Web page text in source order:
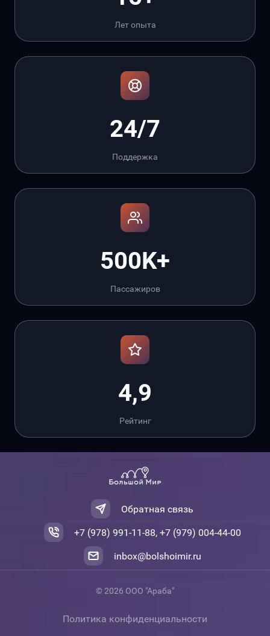
Лет опыта
24/7
Поддержка
500K+
Пассажиров
4,9
Рейтинг
Обратная связь
+7 (978) 991-11-88, +7 (979) 004-44-00
inbox@bolshoimir.ru
© 2026 ООО "Араба"
Политика конфиденциальности